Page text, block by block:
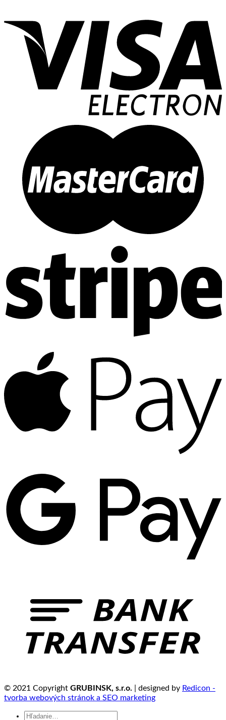
© 2021 Copyright GRUBINSK, s.r.o. | designed by Redicon -
tvorba webových stránok a SEO marketing
Hľadať: